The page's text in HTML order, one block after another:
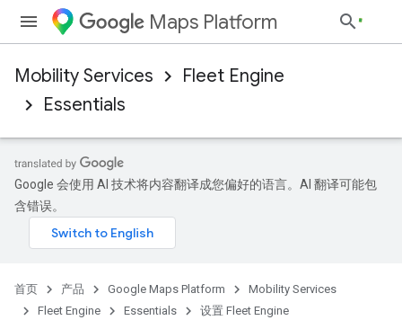
Maps Platform
Mobility Services
Fleet Engine
Essentials
Google 会使用 AI 技术将内容翻译成您偏好的语言。AI 翻译可能包
含错误。
首页 产品 Google Maps Platform
Mobility Services
Fleet Engine
Essentials 设置 Fleet Engine